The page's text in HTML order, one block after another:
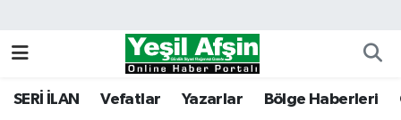
SERİ İLAN Vefatlar Yazarlar Bölge Haberleri
Kahramanmaraş Nöbetçi Eczaneler